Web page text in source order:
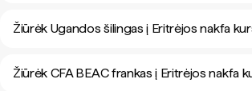
Žiūrėk Ugandos šilingas į Eritrėjos nakfa
Žiūrėk CFA BEAC frankas į Eritrėjos nakfa